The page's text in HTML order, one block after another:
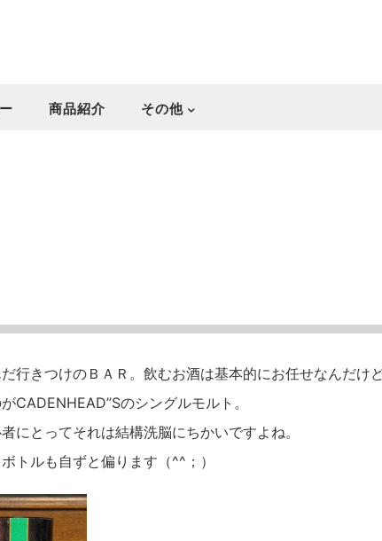
商品紹介 その他
行きつけのＢＡＲ。飲むお酒は基本的にお任せなんだけど
CADENHEAD”Sのシングルモルト。
にとってそれは結構洗脳にちかいですよね。
トルも自ずと偏ります（^^；）